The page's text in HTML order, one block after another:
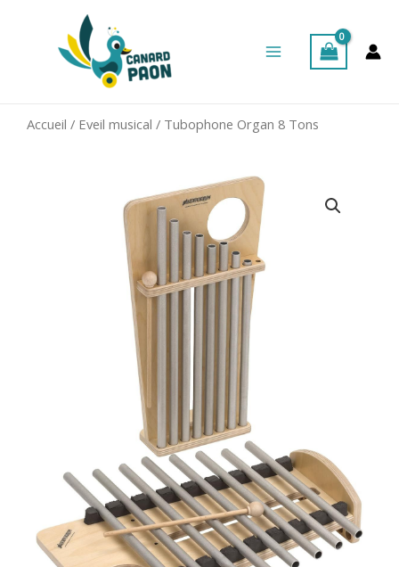
Menu
Accueil / Eveil musical / Tubophone Organ 8 Tons